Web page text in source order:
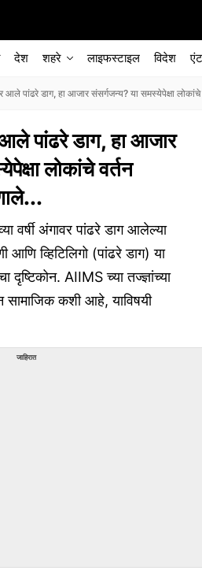
देश शहरे लाइफस्टाइल विदेश
आले पांढरे डाग, हा आजार संसर्गजन्य? या समस्येपेक्षा
आले पांढरे डाग, हा आजार
लोकांचे वर्तन
अंगावर पांढरे डाग आलेल्या
आणि व्हिटिलिगो (पांढरे डाग) या
दृष्टिकोन. AIIMS च्या तज्ज्ञांच्या
सामाजिक कशी आहे, याविषयी
जाहिरात